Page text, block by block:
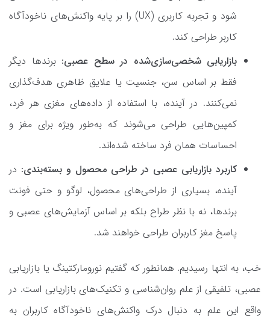
شود و تجربه کاربری (UX) را بر پایه واکنش‌های ناخودآگاه
کاربر طراحی کند.
بازاریابی شخصی‌سازی‌شده در سطح عصبی: برندها دیگر
فقط بر اساس سن، جنسیت یا علایق ظاهری هدف‌گذاری
نمی‌کنند. در آینده، با استفاده از داده‌های مغزی هر فرد،
کمپین‌هایی طراحی می‌شوند که به‌طور ویژه برای مغز و
احساسات همان فرد ساخته شده‌اند.
کاربرد بازاریابی عصبی در طراحی محصول و بسته‌بندی: در
آینده، بسیاری از طراحی‌های محصول، لوگو و حتی فونت
برندها، نه با نظر طراح بلکه بر اساس آزمایش‌های عصبی و
پاسخ مغز کاربران طراحی خواهند شد.
خب، به انتها رسیدیم. همانطور که گفتیم نورومارکتینگ یا بازاریابی
عصبی، تلفیقی از علم روان‌شناسی و تکنیک‌های بازاریابی است. در
واقع این علم به دنبال درک واکنش‌های ناخودآگاه کاربران به